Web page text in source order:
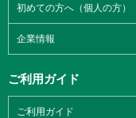
初めての方へ（個人の方）
企業情報
ご利用ガイド
ご利用ガイド